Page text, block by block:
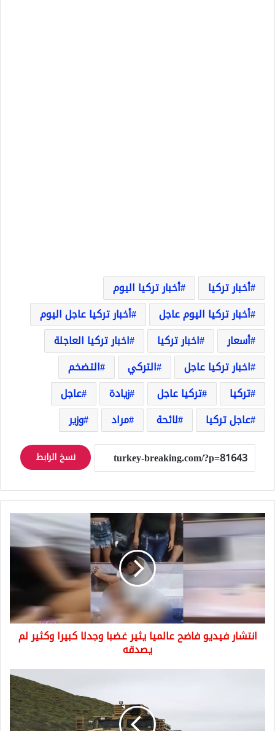
أخبار تركيا
أخبار تركيا اليوم
أخبار تركيا اليوم عاجل
أخبار تركيا عاجل اليوم
أسعار
اخبار تركيا
اخبار تركيا العاجلة
اخبار تركيا عاجل
التركي
التضخم
تركيا
تركيا عاجل زيادة
عاجل
عاجل تركيا
لائحة مراد وزير
نسخ الرابط
انتشار
فيديو
عالميا
يثير
غضبا
وجدلا
كبيرا
وكثير
انتشار فيديو فاضح عالميا يثير غضبا وجدلا كبيرا وكثير لم
يصدقه